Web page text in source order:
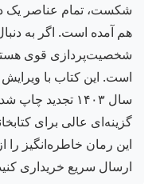
شکست، تمام عناصر یک
هم آمده است. اگر به
شخصیت‌پردازی قوی
است. این کتاب با
سال ۱۴۰۳
گزینه‌ای عالی برای
این رمان خاطره‌انگیز را
ارسال سریع خریداری